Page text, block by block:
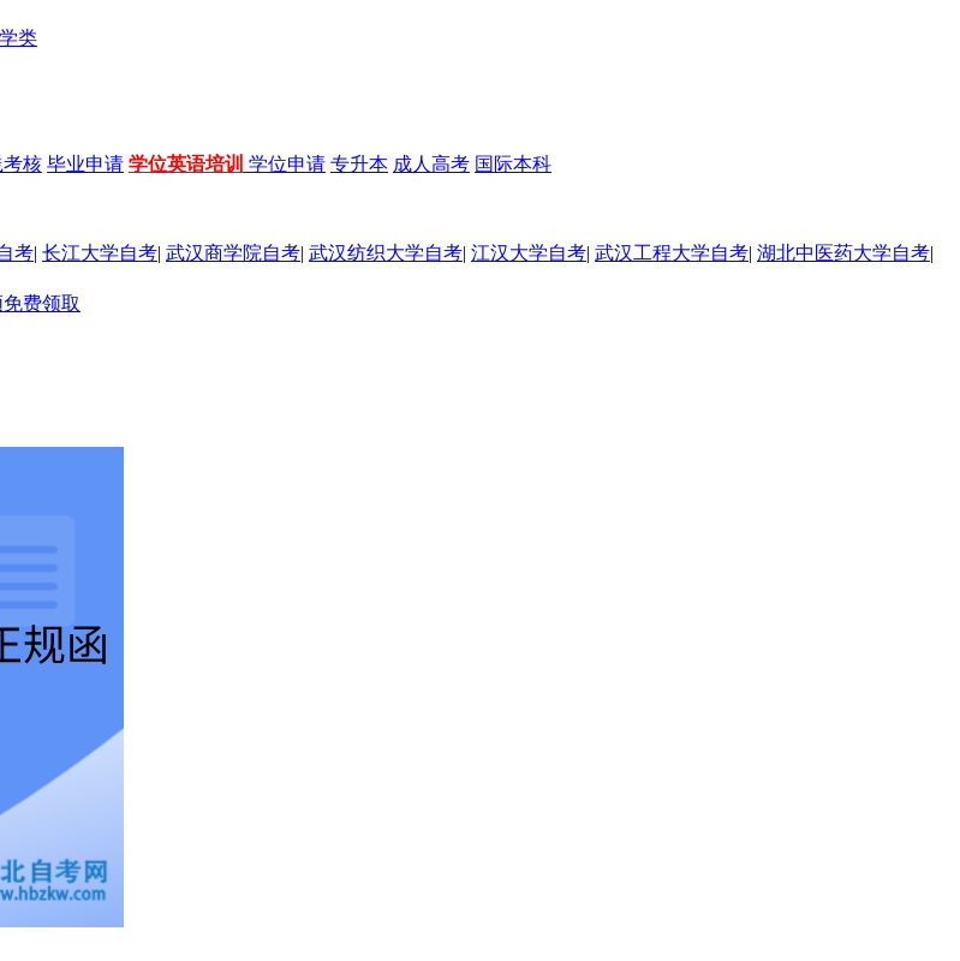
类
考核 毕业申请 学位英语培训 学位申请 专升本 成人高考 国际本科
考| 长江大学自考| 武汉商学院自考| 武汉纺织大学自考| 江汉大学自考| 武汉工程大学自考| 湖北中医药大学自考|